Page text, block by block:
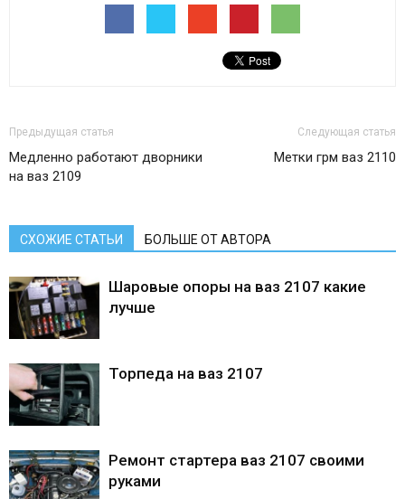
Предыдущая статья
Медленно работают дворники
на ваз 2109
Следующая статья
Метки грм ваз 2110
СХОЖИЕ СТАТЬИ БОЛЬШЕ ОТ АВТОРА
Шаровые опоры на ваз 2107 какие
лучше
Торпеда на ваз 2107
Ремонт стартера ваз 2107 своими
руками